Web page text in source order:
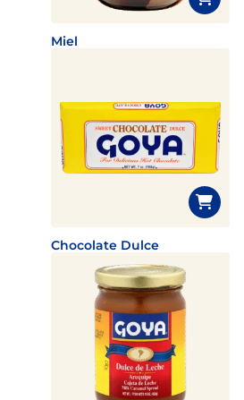
Miel
Chocolate Dulce